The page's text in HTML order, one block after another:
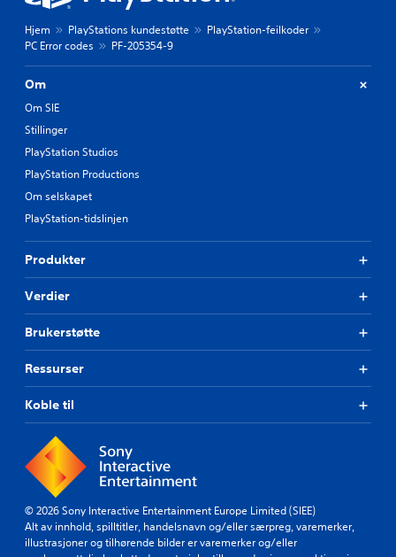
Hjem PlayStations kundestøtte
PlayStation-feilkoder
PC Error codes
PF-205354-9
Om
Om SIE
Stillinger
PlayStation Studios
PlayStation Productions
Om selskapet
PlayStation-tidslinjen
Produkter
Verdier
Brukerstøtte
Ressurser
Koble til
© 2026 Sony Interactive Entertainment Europe Limited (SIEE)
Alt av innhold, spilltitler, handelsnavn og/eller særpreg, varemerker,
illustrasjoner og tilhørende bilder er varemerker og/eller